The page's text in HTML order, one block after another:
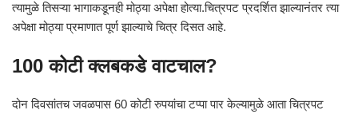
त्यामुळे तिसऱ्या भागाकडूनही मोठ्या अपेक्षा होत्या.चित्रपट प्रदर्शित झाल्यानंतर त्या
अपेक्षा मोठ्या प्रमाणात पूर्ण झाल्याचे चित्र दिसत आहे.
100 कोटी क्लबकडे वाटचाल?
दोन दिवसांतच जवळपास 60 कोटी रुपयांचा टप्पा पार केल्यामुळे आता चित्रपट